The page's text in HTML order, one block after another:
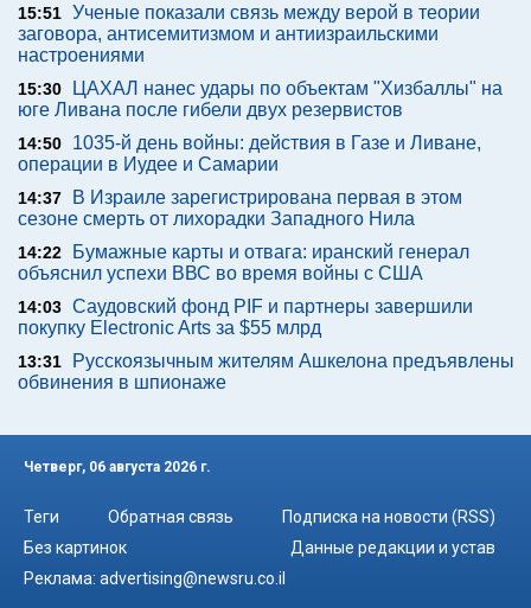
15:51 Ученые показали связь между верой в теории
заговора, антисемитизмом и антиизраильскими
настроениями
15:30
ЦАХАЛ нанес удары по объектам "Хизбаллы" на
юге Ливана после гибели двух резервистов
14:50
1035-й день войны: действия в Газе и Ливане,
операции в Иудее и Самарии
14:37
В Израиле зарегистрирована первая в этом
сезоне смерть от лихорадки Западного Нила
14:22
Бумажные карты и отвага: иранский генерал
объяснил успехи ВВС во время войны с США
14:03 Саудовский фонд PIF и партнеры завершили
покупку Electronic Arts за $55 млрд
13:31
Русскоязычным жителям Ашкелона предъявлены
обвинения в шпионаже
Четверг, 06 августа 2026 г.
Теги Обратная связь
Подписка на новости (RSS)
Без картинок
Данные редакции и устав
Реклама: advertising@newsru.co.il